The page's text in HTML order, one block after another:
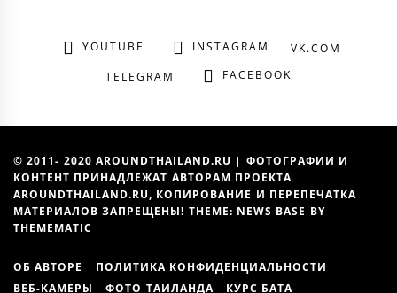
YOUTUBE INSTAGRAM
VK.COM
TELEGRAM
FACEBOOK
© 2011- 2020 AROUNDTHAILAND.RU | ФОТОГРАФИИ И
КОНТЕНТ ПРИНАДЛЕЖАТ АВТОРАМ ПРОЕКТА
AROUNDTHAILAND.RU, КОПИРОВАНИЕ И ПЕРЕПЕЧАТКА
МАТЕРИАЛОВ ЗАПРЕЩЕНЫ! THEME: NEWS BASE BY
THEMEMATIC
ОБ АВТОРЕ
ПОЛИТИКА КОНФИДЕНЦИАЛЬНОСТИ
ВЕБ-КАМЕРЫ
ФОТО ТАИЛАНДА КУРС БАТА